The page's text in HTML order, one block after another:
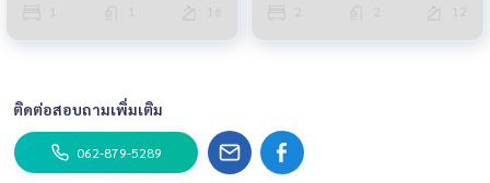
1 1 16 2 2 12
ติดต่อสอบถามเพิ่มเติม
062-879-5289